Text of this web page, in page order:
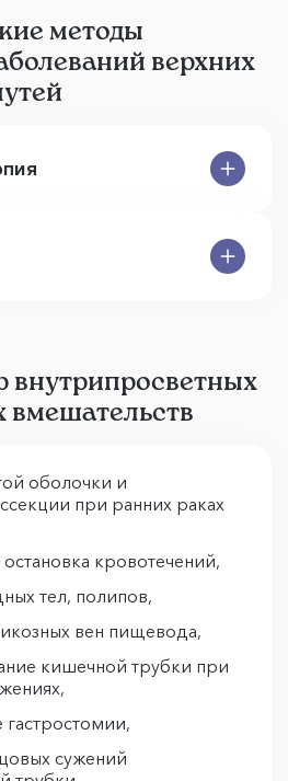
методы
верхних
внутрипросветных
вмешательств
оболочки и
при ранних раках
кровотечений,
тел, полипов,
вен пищевода,
кишечной трубки при
сужений